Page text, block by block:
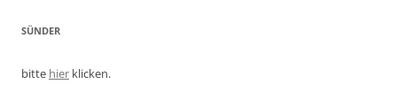
SÜNDER
bitte hier klicken.